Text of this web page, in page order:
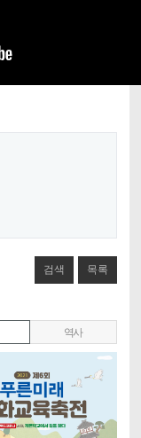
검색 목록
역사